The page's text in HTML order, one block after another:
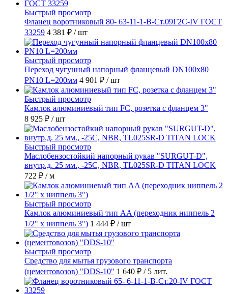
Быстрый просмотр
Фланец воротниковый 80- 63-11-1-B-Ст.09Г2С-IV ГОСТ
33259 4 381 ₽ / шт
Быстрый просмотр
Переход чугунный напорный фланцевый DN100х80
PN10 L=200мм 4 901 ₽ / шт
Быстрый просмотр
Камлок алюминиевый тип FC, розетка с фланцем 3"
8 925 ₽ / шт
Быстрый просмотр
Маслобензостойкий напорный рукав "SURGUT-D",
внутр.д. 25 мм., -25C, NBR, TL025SR-D TITAN LOCK
722 ₽ / м
Быстрый просмотр
Камлок алюминиевый тип AA (переходник ниппель 2
1/2" х ниппель 3") 1 444 ₽ / шт
Быстрый просмотр
Средство для мытья грузового транспорта
(цементовозов) "DDS-10" 1 640 ₽ / 5 лит.